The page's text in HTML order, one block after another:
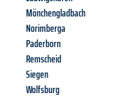
Mönchengladbach
Norimberga
Paderborn
Remscheid
Siegen
Wolfsburg